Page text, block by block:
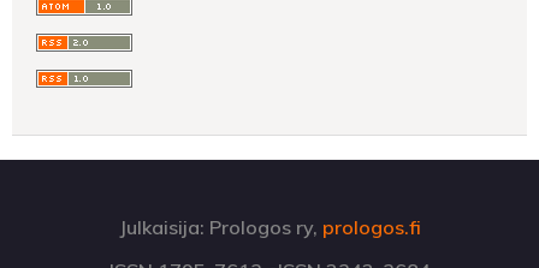
Julkaisija: Prologos ry, prologos.fi